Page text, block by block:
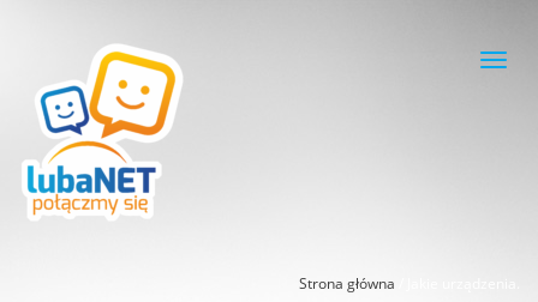
Strona główna